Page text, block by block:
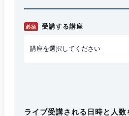
必須 受講する講座
ライブ受講される日時と人